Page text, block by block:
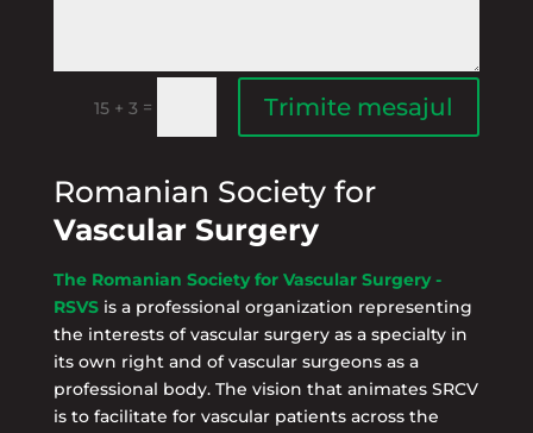
15 + 3 = Trimite mesajul
Romanian Society for
Vascular Surgery
The Romanian Society for Vascular Surgery -
RSVS is a professional organization representing
the interests of vascular surgery as a specialty in
its own right and of vascular surgeons as a
professional body. The vision that animates SRCV
is to facilitate for vascular patients across the